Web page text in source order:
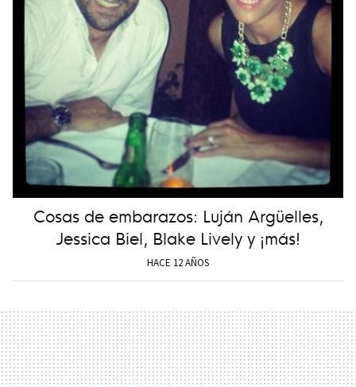
Cosas de embarazos: Luján Argüelles,
Jessica Biel, Blake Lively y ¡más!
HACE 12 AÑOS